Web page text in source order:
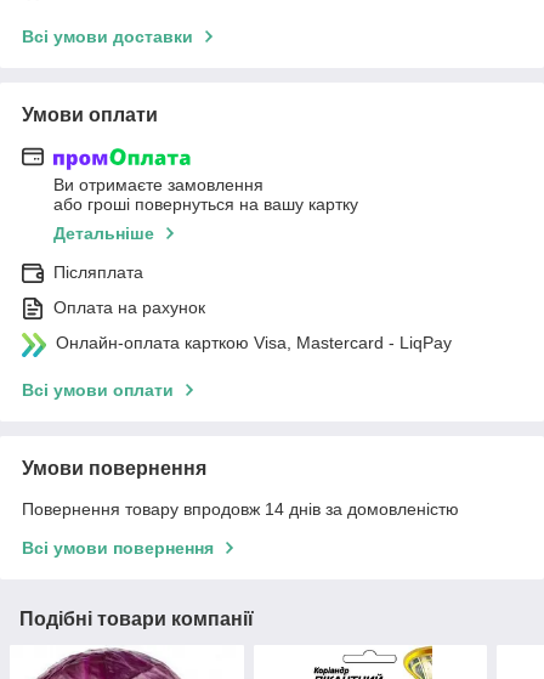
Всі умови доставки
Умови оплати
Ви отримаєте замовлення
або гроші повернуться на вашу картку
Детальніше
Післяплата
Оплата на рахунок
Онлайн-оплата карткою Visa, Mastercard - LiqPay
Всі умови оплати
Умови повернення
Повернення товару впродовж 14 днів за домовленістю
Всі умови повернення
Подібні товари компанії